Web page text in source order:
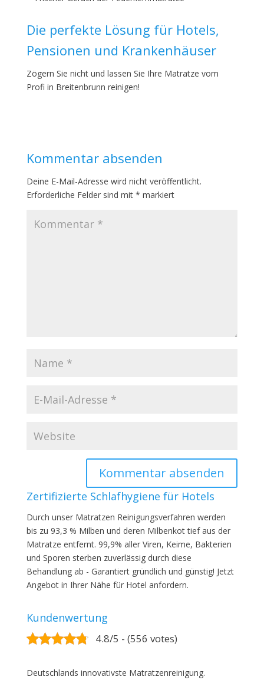
Die perfekte Lösung für Hotels,
Pensionen und Krankenhäuser
Zögern Sie nicht und lassen Sie Ihre Matratze vom
Profi in Breitenbrunn reinigen!
Kommentar absenden
Deine E-Mail-Adresse wird nicht veröffentlicht.
Erforderliche Felder sind mit * markiert
Zertifizierte Schlafhygiene für Hotels
Durch unser Matratzen Reinigungsverfahren werden
bis zu 93,3 % Milben und deren Milbenkot tief aus der
Matratze entfernt. 99,9% aller Viren, Keime, Bakterien
und Sporen sterben zuverlässig durch diese
Behandlung ab - Garantiert gründlich und günstig! Jetzt
Angebot in Ihrer Nähe für Hotel anfordern.
Kundenwertung
4.8/5 - (556 votes)
Deutschlands innovativste Matratzenreinigung.